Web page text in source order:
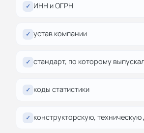
✓ ИНН и ОГРН
✓ устав компании
✓ стандарт, по которому
✓ коды статистики
✓ конструкторскую,